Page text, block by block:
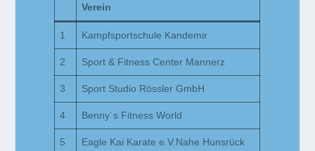
Verein
1 Kampfsportschule Kandemir
2 Sport & Fitness Center Mannerz
3 Sport Studio Rössler GmbH
4 Benny´s Fitness World
5
Eagle Kai Karate e.V.Nahe Hunsrück